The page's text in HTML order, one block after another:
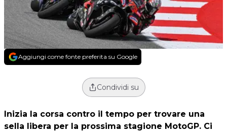
Aggiungi come fonte preferita su Google
Condividi su
Inizia la corsa contro il tempo per trovare una
sella libera per la prossima stagione MotoGP. Ci